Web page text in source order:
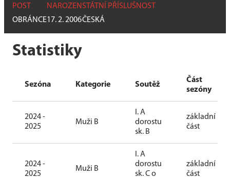
POST
OBRÁNCE
NAROZEN
17. 2. 2006
STÁTNÍ PŘÍSLUŠNOST
ČESKÁ
Statistiky
Sezóna Kategorie Soutěž
Část
sezóny
2024 -
2025
Muži B
I. A
dorostu
sk. B
základní
část
2024 -
2025
Muži B
I. A
dorostu
sk. C o
základní
část